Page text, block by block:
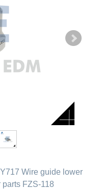
Wire guide lower
FZS-118